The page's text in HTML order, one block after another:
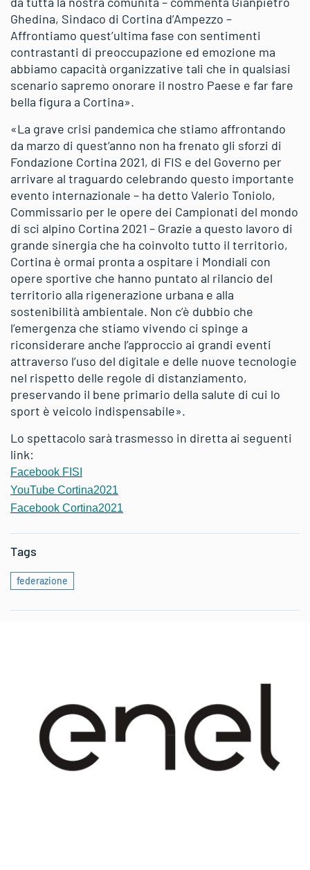
Ghedina, Sindaco di Cortina d’Ampezzo –
Affrontiamo quest’ultima fase con sentimenti
contrastanti di preoccupazione ed emozione ma
abbiamo capacità organizzative tali che in qualsiasi
scenario sapremo onorare il nostro Paese e far fare
bella figura a Cortina».
«La grave crisi pandemica che stiamo affrontando
da marzo di quest’anno non ha frenato gli sforzi di
Fondazione Cortina 2021, di FIS e del Governo per
arrivare al traguardo celebrando questo importante
evento internazionale – ha detto Valerio Toniolo,
Commissario per le opere dei Campionati del mondo
di sci alpino Cortina 2021 – Grazie a questo lavoro di
grande sinergia che ha coinvolto tutto il territorio,
Cortina è ormai pronta a ospitare i Mondiali con
opere sportive che hanno puntato al rilancio del
territorio alla rigenerazione urbana e alla
sostenibilità ambientale. Non c’è dubbio che
l’emergenza che stiamo vivendo ci spinge a
riconsiderare anche l’approccio ai grandi eventi
attraverso l’uso del digitale e delle nuove tecnologie
nel rispetto delle regole di distanziamento,
preservando il bene primario della salute di cui lo
sport è veicolo indispensabile».
Lo spettacolo sarà trasmesso in diretta ai seguenti
link:
Facebook FISI
YouTube Cortina2021
Facebook Cortina2021
Tags
federazione